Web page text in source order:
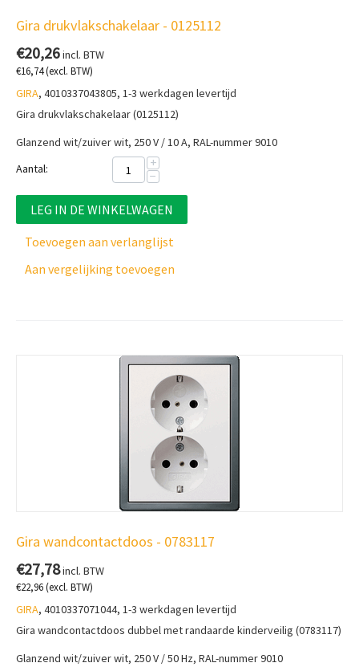
Gira drukvlakschakelaar - 0125112
€20,26incl. BTW
€16,74(excl. BTW)
GIRA, 4010337043805, 1-3 werkdagen levertijd
Gira drukvlakschakelaar (0125112)
Glanzend wit/zuiver wit, 250 V / 10 A, RAL-nummer 9010
Aantal:
+
−
LEG IN DE WINKELWAGEN
Toevoegen aan verlanglijst
Aan vergelijking toevoegen
Gira wandcontactdoos - 0783117
€27,78incl. BTW
€22,96(excl. BTW)
GIRA, 4010337071044, 1-3 werkdagen levertijd
Gira wandcontactdoos dubbel met randaarde kinderveilig (0783117)
Glanzend wit/zuiver wit, 250 V / 50 Hz, RAL-nummer 9010